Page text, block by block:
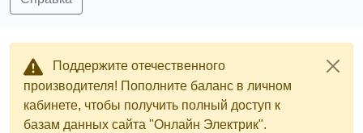
Поддержите отечественного
производителя! Пополните баланс в личном
кабинете, чтобы получить полный доступ к
базам данных сайта "Онлайн Электрик".